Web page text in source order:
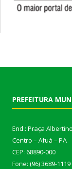
PREFEITURA
End.: Praça
Centro – Afuá – PA
CEP: 68890-000
Fone: (96) 3689-